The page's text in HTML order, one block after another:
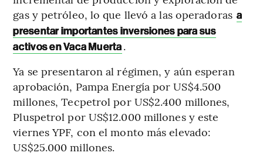
gas y petróleo, lo que llevó a las operadoras a
presentar importantes inversiones para sus
activos en Vaca Muerta.
Ya se presentaron al régimen, y aún esperan
aprobación, Pampa Energía por US$4.500
millones, Tecpetrol por US$2.400 millones,
Pluspetrol por US$12.000 millones y este
viernes YPF, con el monto más elevado:
US$25.000 millones.